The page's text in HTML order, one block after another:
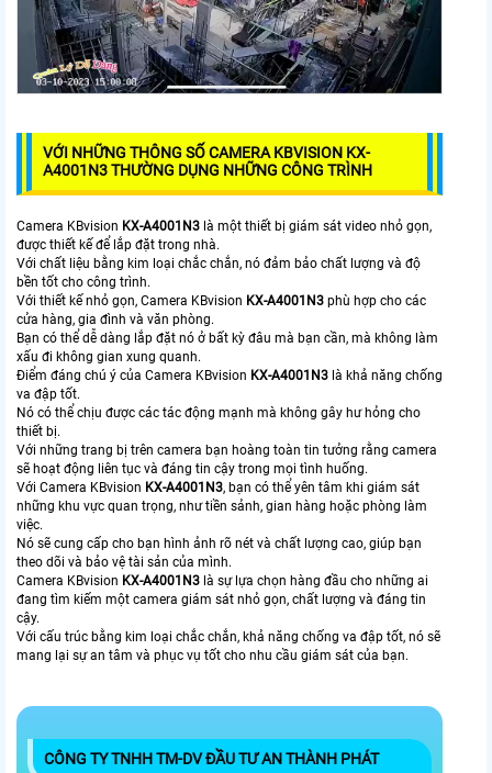
VỚI NHỮNG THÔNG SỐ CAMERA KBVISION KX-
A4001N3 THƯỜNG DỤNG NHỮNG CÔNG TRÌNH
Camera KBvision KX-A4001N3 là một thiết bị giám sát video nhỏ gọn,
được thiết kế để lắp đặt trong nhà.
Với chất liệu bằng kim loại chắc chắn, nó đảm bảo chất lượng và độ
bền tốt cho công trình.
Với thiết kế nhỏ gọn, Camera KBvision KX-A4001N3 phù hợp cho các
cửa hàng, gia đình và văn phòng.
Bạn có thể dễ dàng lắp đặt nó ở bất kỳ đâu mà bạn cần, mà không làm
xấu đi không gian xung quanh.
Điểm đáng chú ý của Camera KBvision KX-A4001N3 là khả năng chống
va đập tốt.
Nó có thể chịu được các tác động mạnh mà không gây hư hỏng cho
thiết bị.
Với những trang bị trên camera bạn hoàng toàn tin tưởng rằng camera
sẽ hoạt động liên tục và đáng tin cậy trong mọi tình huống.
Với Camera KBvision KX-A4001N3, bạn có thể yên tâm khi giám sát
những khu vực quan trọng, như tiền sảnh, gian hàng hoặc phòng làm
việc.
Nó sẽ cung cấp cho bạn hình ảnh rõ nét và chất lượng cao, giúp bạn
theo dõi và bảo vệ tài sản của mình.
Camera KBvision KX-A4001N3 là sự lựa chọn hàng đầu cho những ai
đang tìm kiếm một camera giám sát nhỏ gọn, chất lượng và đáng tin
cậy.
Với cấu trúc bằng kim loại chắc chắn, khả năng chống va đập tốt, nó sẽ
mang lại sự an tâm và phục vụ tốt cho nhu cầu giám sát của bạn.
CÔNG TY TNHH TM-DV ĐẦU TƯ AN THÀNH PHÁT